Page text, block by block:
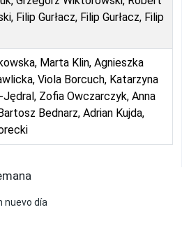
Filip Gurłacz, Filip Gurłacz, Filip
Marta Klin, Agnieszka
Viola Borcuch, Katarzyna
Jędral, Zofia Owczarczyk, Anna
Bednarz, Adrian Kujda,
nuevo día